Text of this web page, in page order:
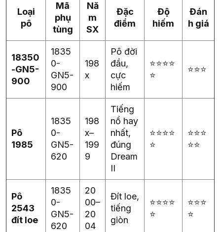
Loại
pô
Mã
phụ
tùng
Nă
m
SX
Đặc
điểm
Độ
hiếm
Đán
h giá
18350
-GN5-
900
1835
0-
GN5-
900
198
x
Pô đời
đầu,
cực
hiếm
⭐⭐⭐⭐
⭐
⭐⭐⭐
Pô
1985
1835
0-
GN5-
620
198
x–
199
9
Tiếng
nổ hay
nhất,
đúng
Dream
II
⭐⭐⭐⭐
⭐
⭐⭐⭐
⭐⭐
Pô
2543
đít loe
1835
0-
GN5-
620
20
00–
20
04
Đít loe,
tiếng
giòn
⭐⭐⭐⭐
⭐
⭐⭐⭐
⭐